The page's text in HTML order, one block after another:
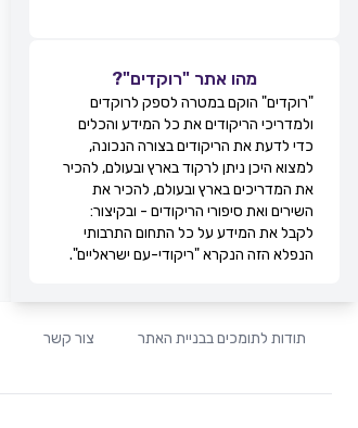
מהו אתר "רוקדים"?
"רוקדים" הוקם במטרה לספק לרוקדים
ולמדריכי הריקודים את כל המידע והכלים
כדי לדעת את הריקודים בצורה הנכונה,
למצוא היכן ניתן לרקוד בארץ ובעולם, להכיר
את המדריכים בארץ ובעולם, להכיר את
השירים ואת סיפורי הריקודים - ובקיצור:
לקבל את המידע על כל התחום התרבותי
הנפלא הזה הנקרא "ריקודי-עם ישראליים".
תודות לתומכים בבניית האתר צור קשר